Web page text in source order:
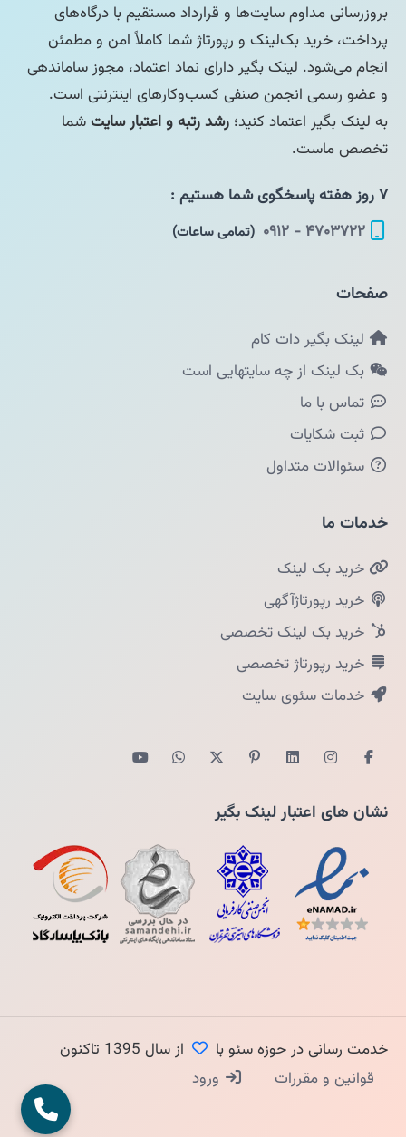
بروزرسانی مداوم سایت‌ها و قرارداد مستقیم با درگاه‌های
پرداخت، خرید بک‌لینک و رپورتاژ شما کاملاً امن و مطمئن
انجام می‌شود. لینک بگیر دارای نماد اعتماد، مجوز ساماندهی
و عضو رسمی انجمن صنفی کسب‌وکارهای اینترنتی است.
به لینک بگیر اعتماد کنید؛ رشد رتبه و اعتبار سایتشما
تخصص ماست.
۷ روز هفته پاسخگوی شما هستیم :
۴۷۰۳۷۲۲ - ۰۹۱۲
(تمامی ساعات)
صفحات
لینک بگیر دات کام
بک لینک از چه سایتهایی است
تماس با ما
ثبت شکایات
سئوالات متداول
خدمات ما
خرید بک لینک
خرید رپورتاژآگهی
خرید بک لینک تخصصی
خرید رپورتاژ تخصصی
خدمات سئوی سایت
نشان های اعتبار لینک بگیر
خدمت رسانی در حوزه سئو با
از سال 1395 تاکنون
قوانین و مقررات
ورود